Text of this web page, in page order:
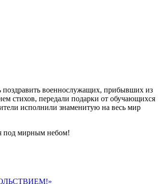
поздравить военнослужащих, прибывших из
стихов, передали подарки от обучающихся
исполнили знаменитую на весь мир
под мирным небом!